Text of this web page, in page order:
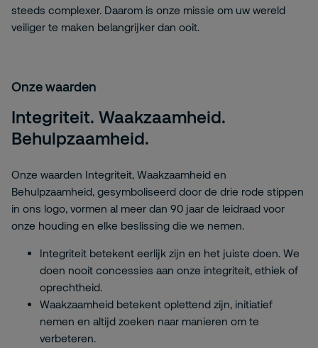
steeds complexer. Daarom is onze missie om uw wereld
veiliger te maken belangrijker dan ooit.
Onze waarden
Integriteit. Waakzaamheid.
Behulpzaamheid.
Onze waarden Integriteit, Waakzaamheid en
Behulpzaamheid, gesymboliseerd door de drie rode stippen
in ons logo, vormen al meer dan 90 jaar de leidraad voor
onze houding en elke beslissing die we nemen.
Integriteit betekent eerlijk zijn en het juiste doen. We
doen nooit concessies aan onze integriteit, ethiek of
oprechtheid.
Waakzaamheid betekent oplettend zijn, initiatief
nemen en altijd zoeken naar manieren om te
verbeteren.